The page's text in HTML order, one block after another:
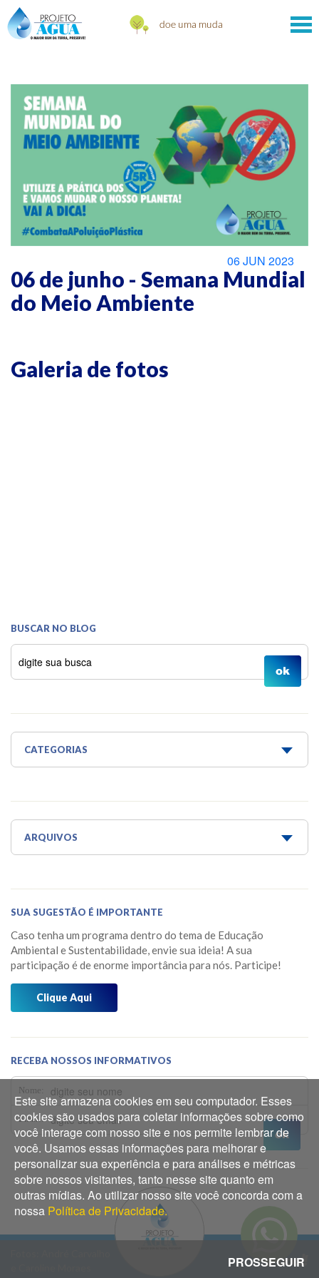
06 de junho - Semana Mundial
do Meio Ambiente
06 JUN 2023
Galeria de fotos
BUSCAR NO BLOG
CATEGORIAS
Água para todos
Aquaponia e Estufa
Horta Escola
Horta Medicinal Suspensa
Jardim das Borboletas
Jardim dos Sentidos
Mensagens do Projeto Água
Oficina dos 5Rs
Os Caminhos da Água
Os Pássaros que Vivem Aqui
Prêmios
Reflorestamento
ARQUIVOS
Maio 2026
Fevereiro 2026
Janeiro 2026
Dezembro 2025
Outubro 2025
Setembro 2025
Agosto 2025
Julho 2025
Junho 2025
Maio 2025
Abril 2025
SUA SUGESTÃO É IMPORTANTE
Caso tenha um programa dentro do tema de Educação
Ambiental e Sustentabilidade, envie sua ideia! A sua
participação é de enorme importância para nós. Participe!
Clique Aqui
RECEBA NOSSOS INFORMATIVOS
Nome:
Email:
Este site armazena cookies em seu computador. Esses
cookies são usados para coletar informações sobre como
você interage com nosso site e nos permite lembrar de
você. Usamos essas informações para melhorar e
personalizar sua experiência e para análises e métricas
sobre nossos visitantes, tanto nesse site quanto em
outras mídias. Ao utilizar nosso site você concorda com a
nossa Política de Privacidade.
PROSSEGUIR